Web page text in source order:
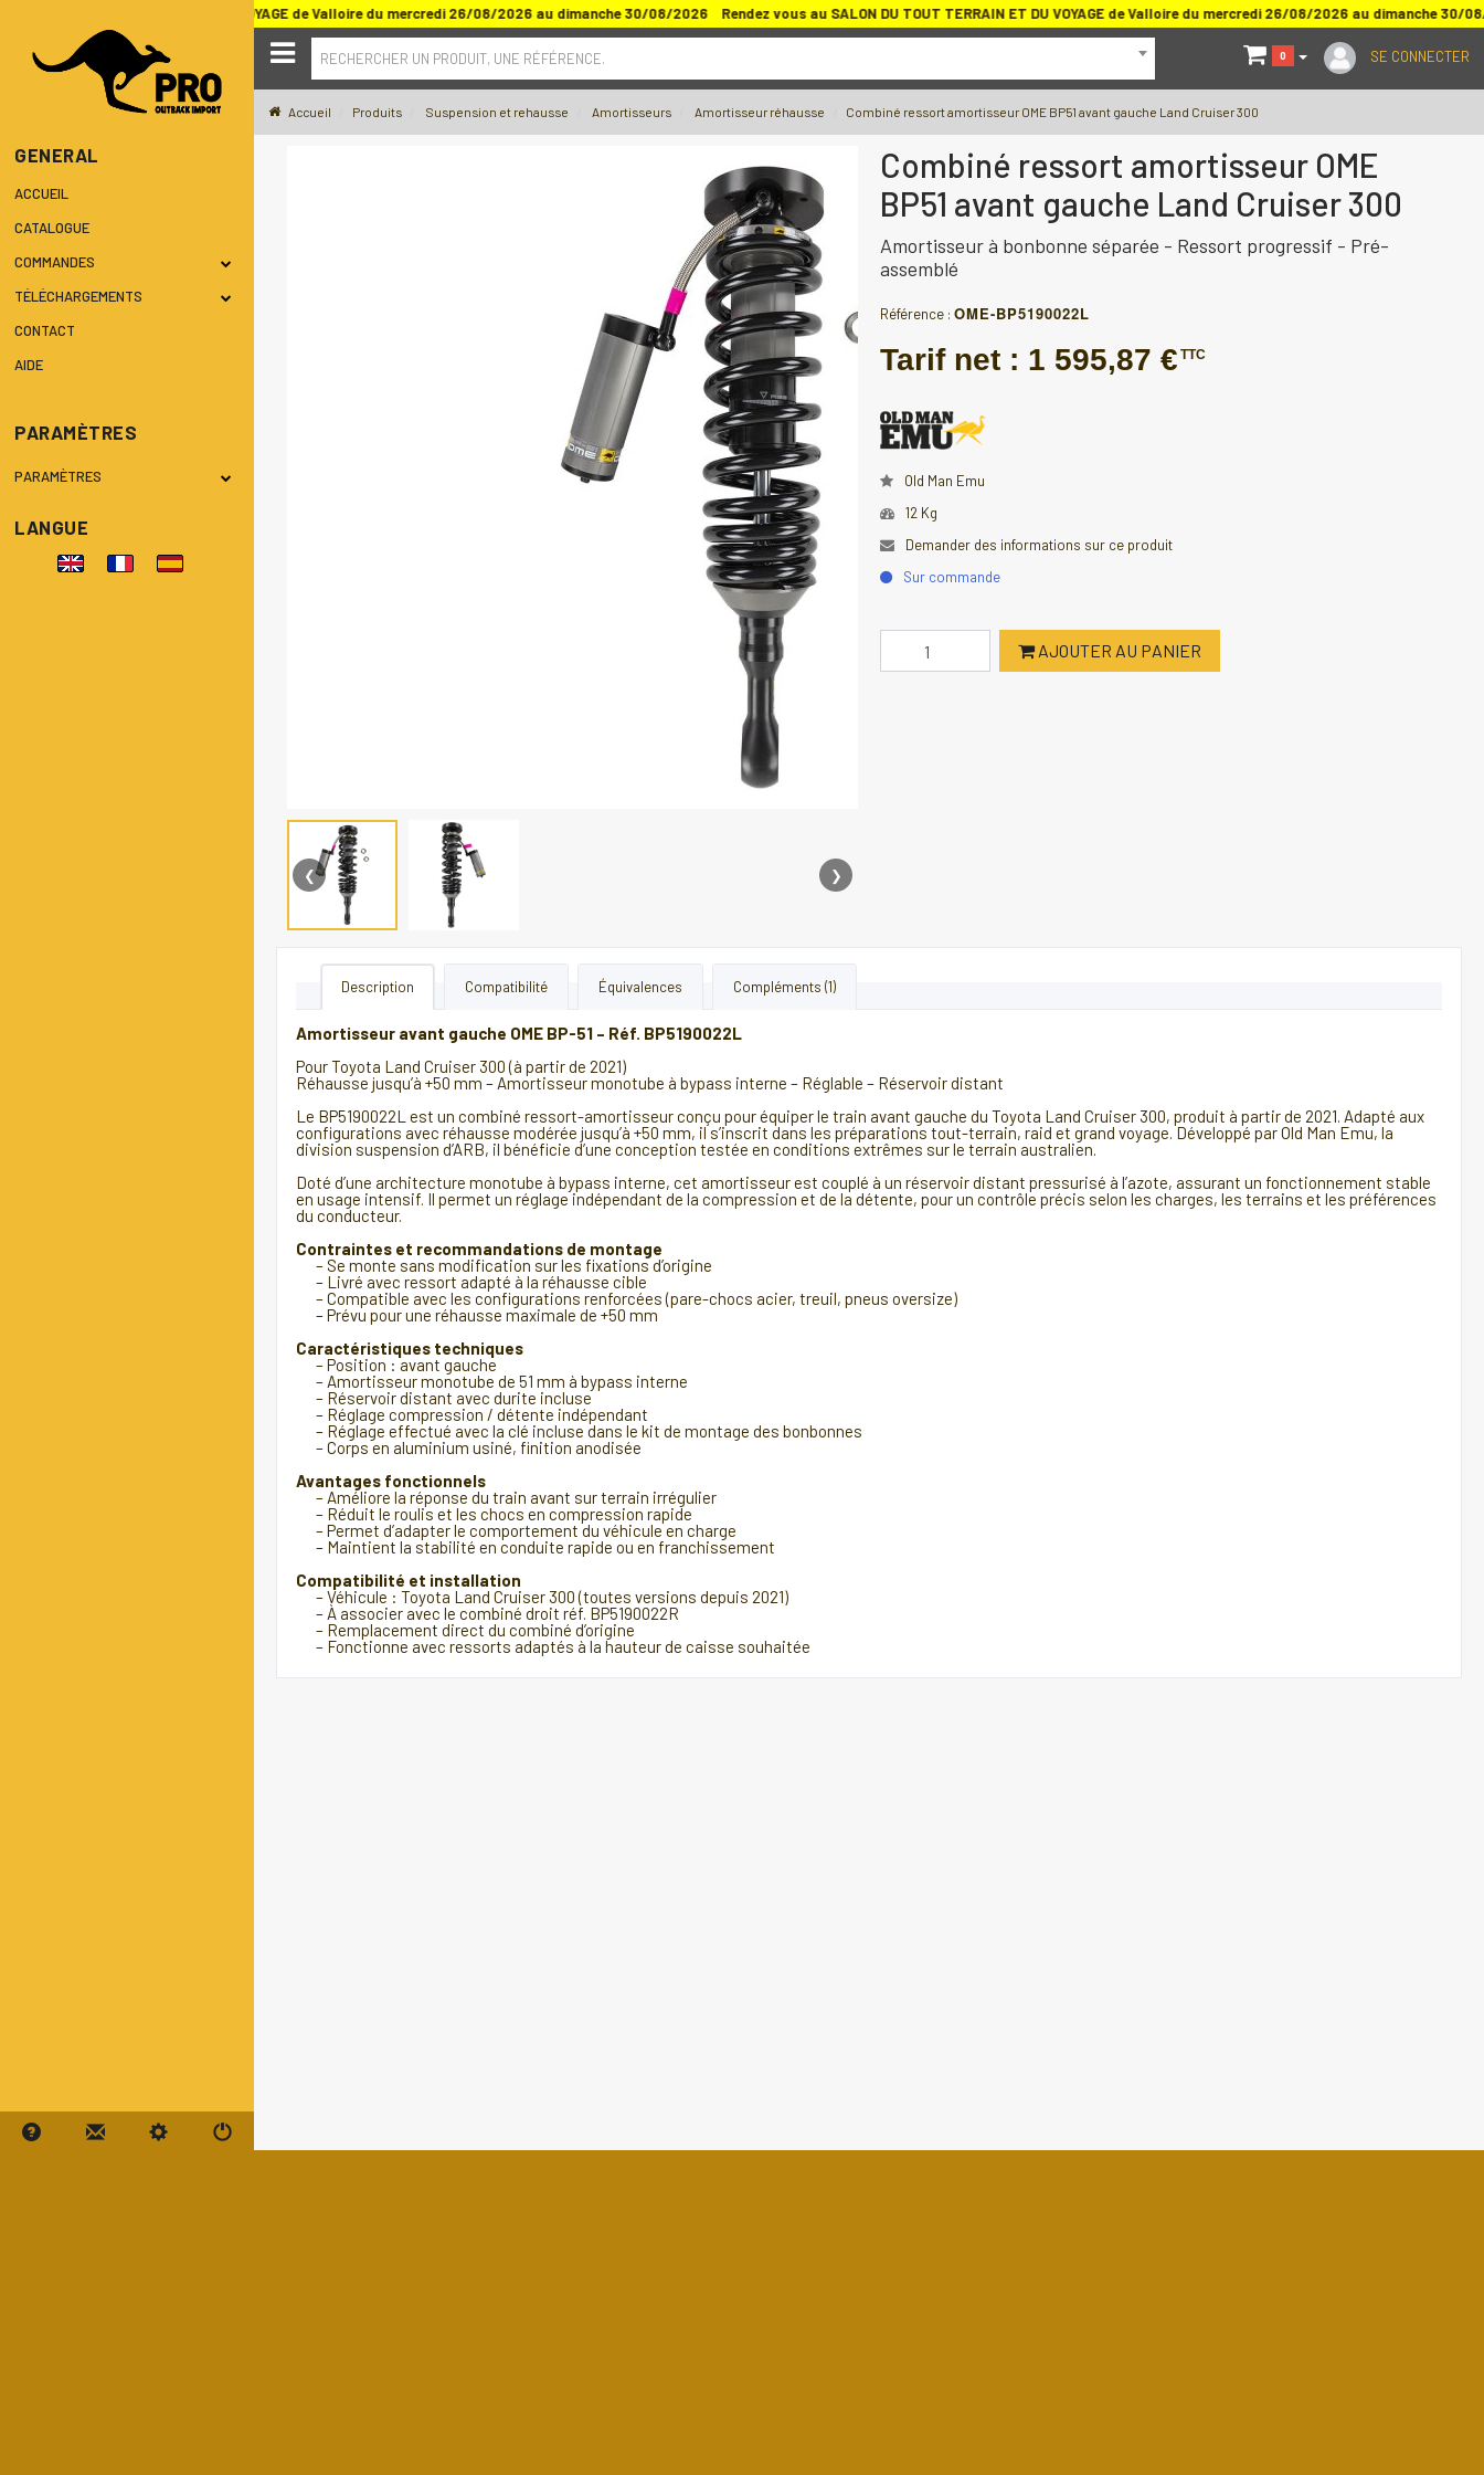
GENERAL
ACCUEIL
CATALOGUE
COMMANDES
TÉLÉCHARGEMENTS
CONTACT
AIDE
PARAMÈTRES
PARAMÈTRES
LANGUE
SALON DU TOUT TERRAIN ET DU VOYAGE de Valloire du mercredi 26/08/2026 au dimanche 30/08/2026 Rendez vous au SALON DU TOUT TERRAIN ET DU VOYAGE de Valloire du mercredi 26/08/2026 au dimanche
RECHERCHER UN PRODUIT, UNE RÉFÉRENCE. SE CONNECTER
0
Accueil Produits Suspension et rehausse Amortisseurs Amortisseur réhausse Combiné ressort amortisseur OME BP51 avant gauche Land Cruiser 300
❮ ❯
Combiné ressort amortisseur OME
BP51 avant gauche Land Cruiser 300
Amortisseur à bonbonne séparée - Ressort progressif - Pré-
assemblé
Référence : OME-BP5190022L
Tarif net : 1 595,87 € TTC
Old Man Emu
12 Kg
Demander des informations sur ce produit
Sur commande
AJOUTER AU PANIER
Description Compatibilité Équivalences Compléments (1)
Amortisseur avant gauche OME BP-51 – Réf. BP5190022L
Pour Toyota Land Cruiser 300 (à partir de 2021)
Réhausse jusqu’à +50 mm – Amortisseur monotube à bypass interne – Réglable – Réservoir distant
Le BP5190022L est un combiné ressort-amortisseur conçu pour équiper le train avant gauche du Toyota Land Cruiser 300, produit à partir de 2021. Adapté aux
configurations avec réhausse modérée jusqu’à +50 mm, il s’inscrit dans les préparations tout-terrain, raid et grand voyage. Développé par Old Man Emu, la
division suspension d’ARB, il bénéficie d’une conception testée en conditions extrêmes sur le terrain australien.
Doté d’une architecture monotube à bypass interne, cet amortisseur est couplé à un réservoir distant pressurisé à l’azote, assurant un fonctionnement stable
en usage intensif. Il permet un réglage indépendant de la compression et de la détente, pour un contrôle précis selon les charges, les terrains et les préférences
du conducteur.
Contraintes et recommandations de montage
– Se monte sans modification sur les fixations d’origine
– Livré avec ressort adapté à la réhausse cible
– Compatible avec les configurations renforcées (pare-chocs acier, treuil, pneus oversize)
– Prévu pour une réhausse maximale de +50 mm
Caractéristiques techniques
– Position : avant gauche
– Amortisseur monotube de 51 mm à bypass interne
– Réservoir distant avec durite incluse
– Réglage compression / détente indépendant
– Réglage effectué avec la clé incluse dans le kit de montage des bonbonnes
– Corps en aluminium usiné, finition anodisée
Avantages fonctionnels
– Améliore la réponse du train avant sur terrain irrégulier
– Réduit le roulis et les chocs en compression rapide
– Permet d’adapter le comportement du véhicule en charge
– Maintient la stabilité en conduite rapide ou en franchissement
Compatibilité et installation
– Véhicule : Toyota Land Cruiser 300 (toutes versions depuis 2021)
– À associer avec le combiné droit réf. BP5190022R
– Remplacement direct du combiné d’origine
– Fonctionne avec ressorts adaptés à la hauteur de caisse souhaitée